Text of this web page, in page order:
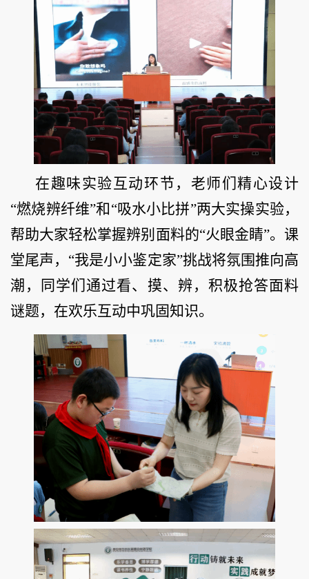
在趣味实验互动环节，老师们精心设计
“燃烧辨纤维”和“吸水小比拼”两大实操实验，
帮助大家轻松掌握辨别面料的“火眼金睛”。课
堂尾声，“我是小小鉴定家”挑战将氛围推向高
潮，同学们通过看、摸、辨，积极抢答面料
谜题，在欢乐互动中巩固知识。